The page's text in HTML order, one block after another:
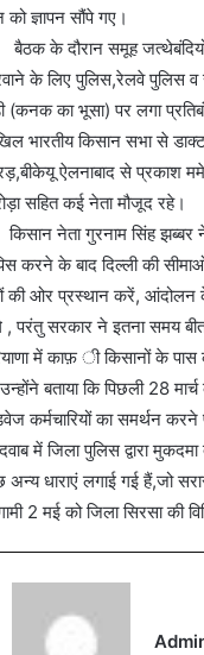
ज्ञापन सौंपे गए।
के दौरान समूह
के लिए पुलिस,रेलवे पुलिस व
(कनक का भूसा) पर लगा
भारतीय किसान सभा से
ऐलनाबाद से प्रकाश
सहित कई नेता मौजूद रहे।
नेता गुरनाम सिंह झब्बर ने
करने के बाद दिल्ली की
की ओर प्रस्थान करें, आंदोलन के
, परंतु सरकार ने इतना समय
में काफ़ ी किसानों के पास
बताया कि पिछली 28
कर्मचारियों का समर्थन
में जिला पुलिस द्वारा
धाराएं लगाई गई हैं,जो
2 मई को जिला सिरसा की